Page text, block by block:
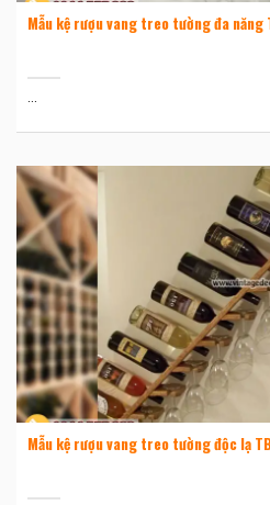
Mẫu kệ rượu vang treo tường đa năng
...
Mẫu kệ rượu vang treo tường độc lạ